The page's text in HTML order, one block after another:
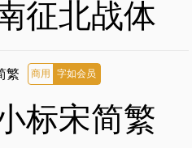
征北战体
繁 商用 字如会员
标宋简繁